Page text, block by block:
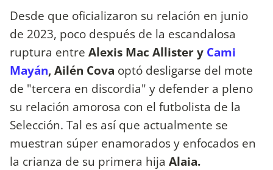
Desde que oficializaron su relación en junio
de 2023, poco después de la escandalosa
ruptura entre Alexis Mac Allister y Cami
Mayán, Ailén Cova optó desligarse del mote
de "tercera en discordia" y defender a pleno
su relación amorosa con el futbolista de la
Selección. Tal es así que actualmente se
muestran súper enamorados y enfocados en
la crianza de su primera hija Alaia.